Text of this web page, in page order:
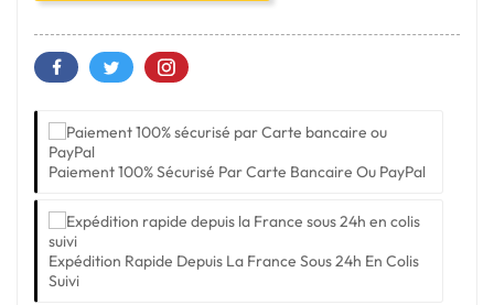
Paiement 100% Sécurisé Par Carte Bancaire Ou PayPal
Expédition Rapide Depuis La France Sous 24h En Colis
Suivi